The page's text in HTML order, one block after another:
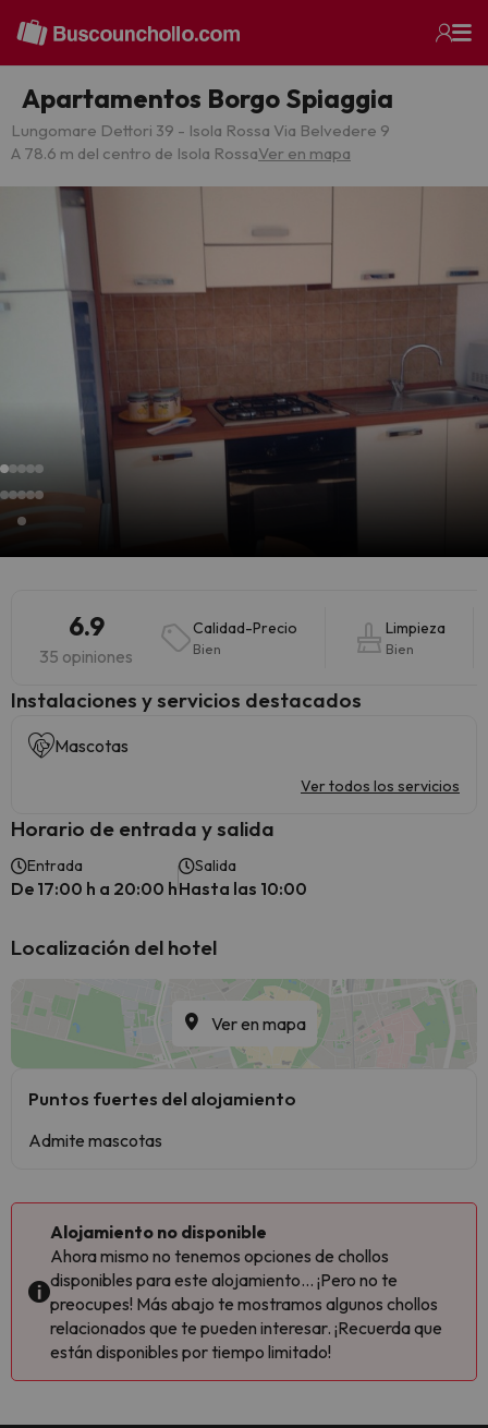
Apartamentos Borgo Spiaggia
Lungomare Dettori 39 - Isola Rossa Via Belvedere 9
A 78.6 m del centro de Isola RossaVer en mapa
6.9
35 opiniones
Calidad-Precio
Bien
Limpieza
Bien
Instalaciones y servicios destacados
Mascotas
Ver todos los servicios
Horario de entrada y salida
Entrada
De 17:00 h a 20:00 h
Salida
Hasta las 10:00
Localización del hotel
Ver en mapa
Puntos fuertes del alojamiento
Admite mascotas
Alojamiento no disponible
Ahora mismo no tenemos opciones de chollos
disponibles para este alojamiento... ¡Pero no te
preocupes! Más abajo te mostramos algunos chollos
relacionados que te pueden interesar. ¡Recuerda que
están disponibles por tiempo limitado!